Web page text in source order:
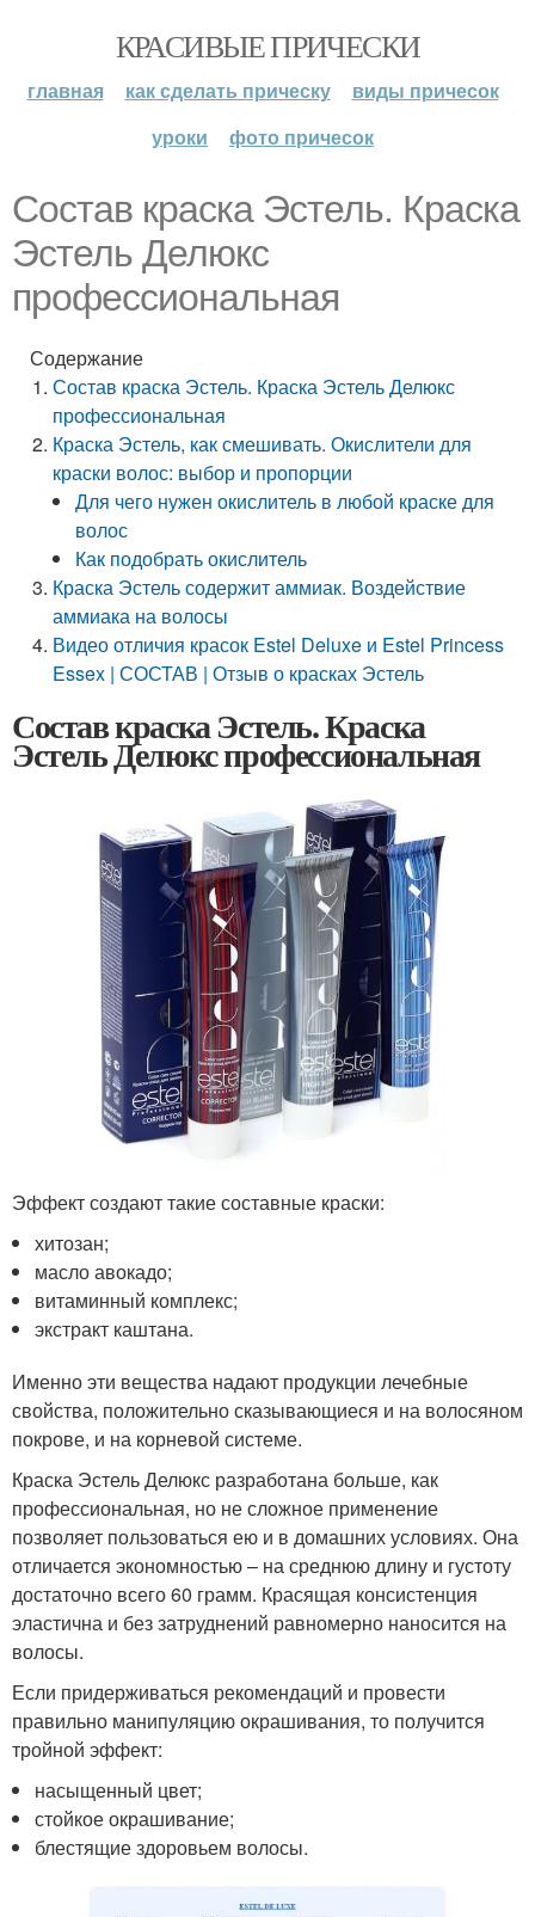
КРАСИВЫЕ ПРИЧЕСКИ
главная как сделать прическу
виды причесок
уроки
фото причесок
Состав краска Эстель. Краска
Эстель Делюкс
профессиональная
Содержание
Состав краска Эстель. Краска Эстель Делюкс
профессиональная
Краска Эстель, как смешивать. Окислители для
краски волос: выбор и пропорции
Для чего нужен окислитель в любой краске для
волос
Как подобрать окислитель
Краска Эстель содержит аммиак. Воздействие
аммиака на волосы
Видео отличия красок Estel Deluxe и Estel Princess
Essex | СОСТАВ | Отзыв о красках Эстель
Состав краска Эстель. Краска
Эстель Делюкс профессиональная
Эффект создают такие составные краски:
хитозан;
масло авокадо;
витаминный комплекс;
экстракт каштана.
Именно эти вещества надают продукции лечебные
свойства, положительно сказывающиеся и на волосяном
покрове, и на корневой системе.
Краска Эстель Делюкс разработана больше, как
профессиональная, но не сложное применение
позволяет пользоваться ею и в домашних условиях. Она
отличается экономностью – на среднюю длину и густоту
достаточно всего 60 грамм. Красящая консистенция
эластична и без затруднений равномерно наносится на
волосы.
Если придерживаться рекомендаций и провести
правильно манипуляцию окрашивания, то получится
тройной эффект:
насыщенный цвет;
стойкое окрашивание;
блестящие здоровьем волосы.